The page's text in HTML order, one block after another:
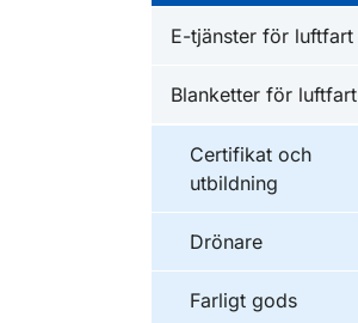
E-tjänster för luftfart
Blanketter för luftfart
Certifikat och
utbildning
Drönare
Farligt gods